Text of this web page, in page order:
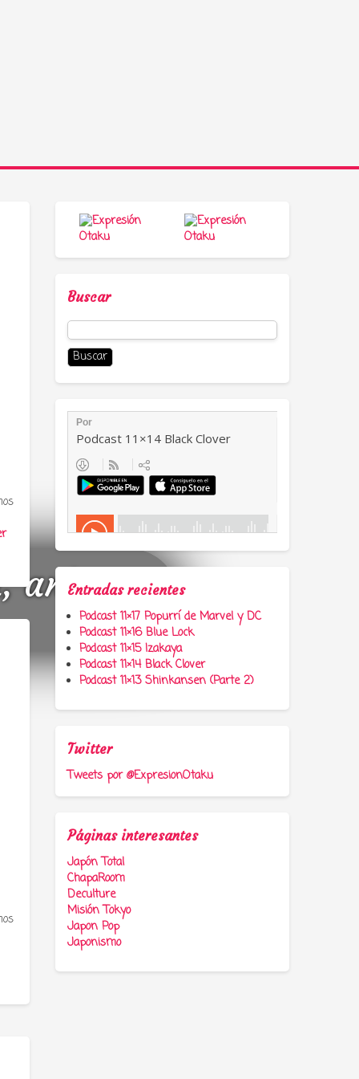
anime y
Buscar
Buscar:
Entradas recientes
Podcast 11×17 Popurrí de Marvel y DC
Podcast 11×16 Blue Lock
Podcast 11×15 Izakaya
Podcast 11×14 Black Clover
Podcast 11×13 Shinkansen (Parte 2)
Twitter
Tweets por @ExpresionOtaku
Páginas interesantes
Japón Total
ChapaRoom
Deculture
Misión Tokyo
Japon Pop
Japonismo